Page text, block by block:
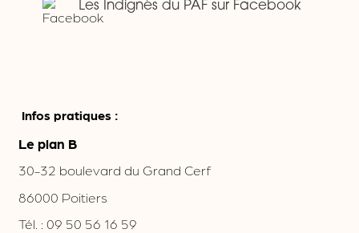
Les Indignés du PAF sur Facebook
Infos pratiques :
Le plan B
30-32 boulevard du Grand Cerf
86000 Poitiers
Tél. : 09 50 56 16 59